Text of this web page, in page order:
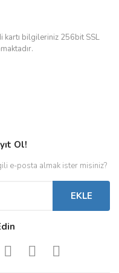
kartı bilgileriniz 256bit SSL
Ol!
e-posta almak ister misiniz?
EKLE